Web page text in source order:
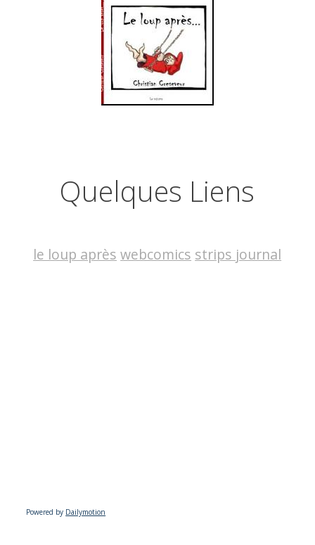
Quelques Liens
le loup après webcomics strips journal
Powered by Dailymotion